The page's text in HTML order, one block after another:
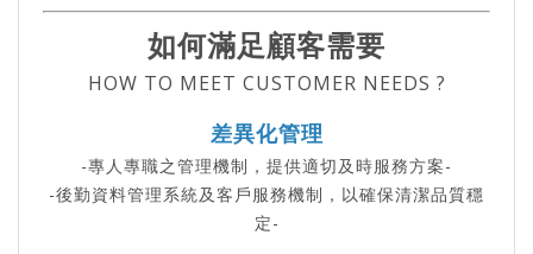
如何滿足顧客需要
HOW TO MEET CUSTOMER NEEDS ?
差異化管理
-專人專職之管理機制，提供適切及時服務方案-
-後勤資料管理系統及客戶服務機制，以確保清潔品質穩
定-